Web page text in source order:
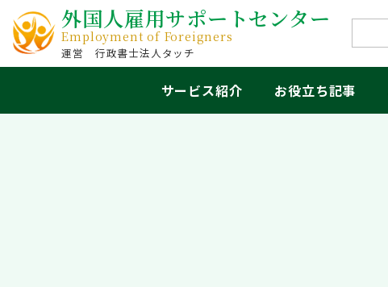
外国人雇用サポートセンター
Employment of Foreigners
行政書士法人タッチ
サービス紹介 お役立ち記事